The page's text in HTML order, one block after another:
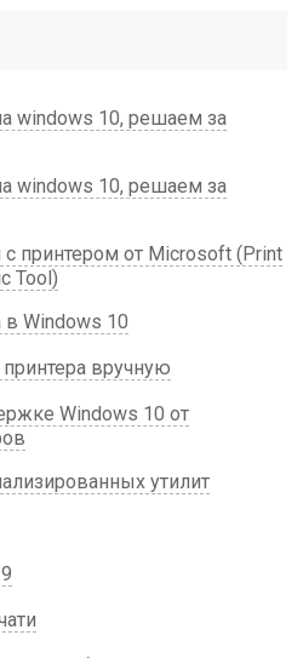
windows 10, решаем за
windows 10, решаем за
принтером от Microsoft (Print
Tool)
Windows 10
вручную
Windows 10 от
утилит